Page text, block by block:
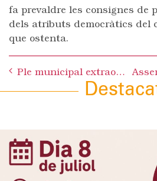
fa prevaldre les consignes de
dels atributs democràtics del
que ostenta.
navigation
Ple municipal extraordinari